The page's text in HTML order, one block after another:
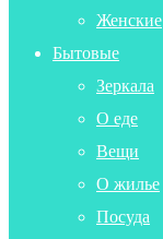
Женские
Бытовые
Зеркала
О еде
Вещи
О жилье
Посуда